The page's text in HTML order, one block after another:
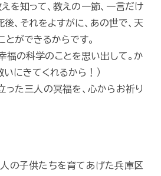
を知って、教えの一節、一言だけ
、それをよすがに、あの世で、天
ができるからです。
福の科学のことを思い出して。か
にきてくれるから！）
った三人の冥福を、心からお祈り
の子供たちを育てあげた兵庫区